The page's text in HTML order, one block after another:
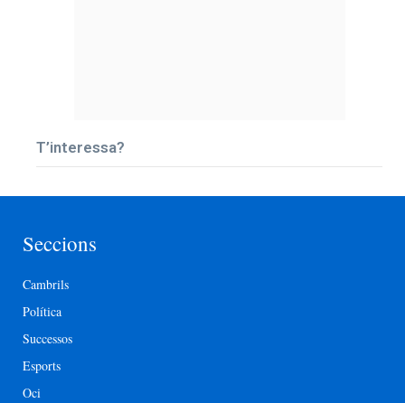
T’interessa?
Seccions
Cambrils
Política
Successos
Esports
Oci